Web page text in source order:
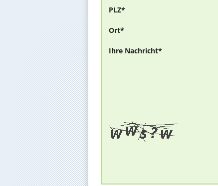
PLZ*
Ort*
Ihre Nachricht*